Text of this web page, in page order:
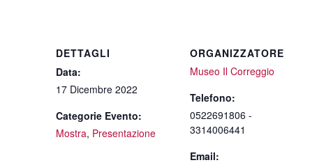
DETTAGLI
Data:
17 Dicembre 2022
Categorie Evento:
Mostra, Presentazione
ORGANIZZATORE
Museo Il Correggio
Telefono:
0522691806 -
3314006441
Email: